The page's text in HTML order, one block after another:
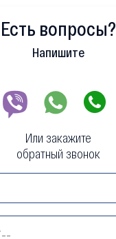
Есть вопросы?
Напишите
Или закажите
обратный звонок